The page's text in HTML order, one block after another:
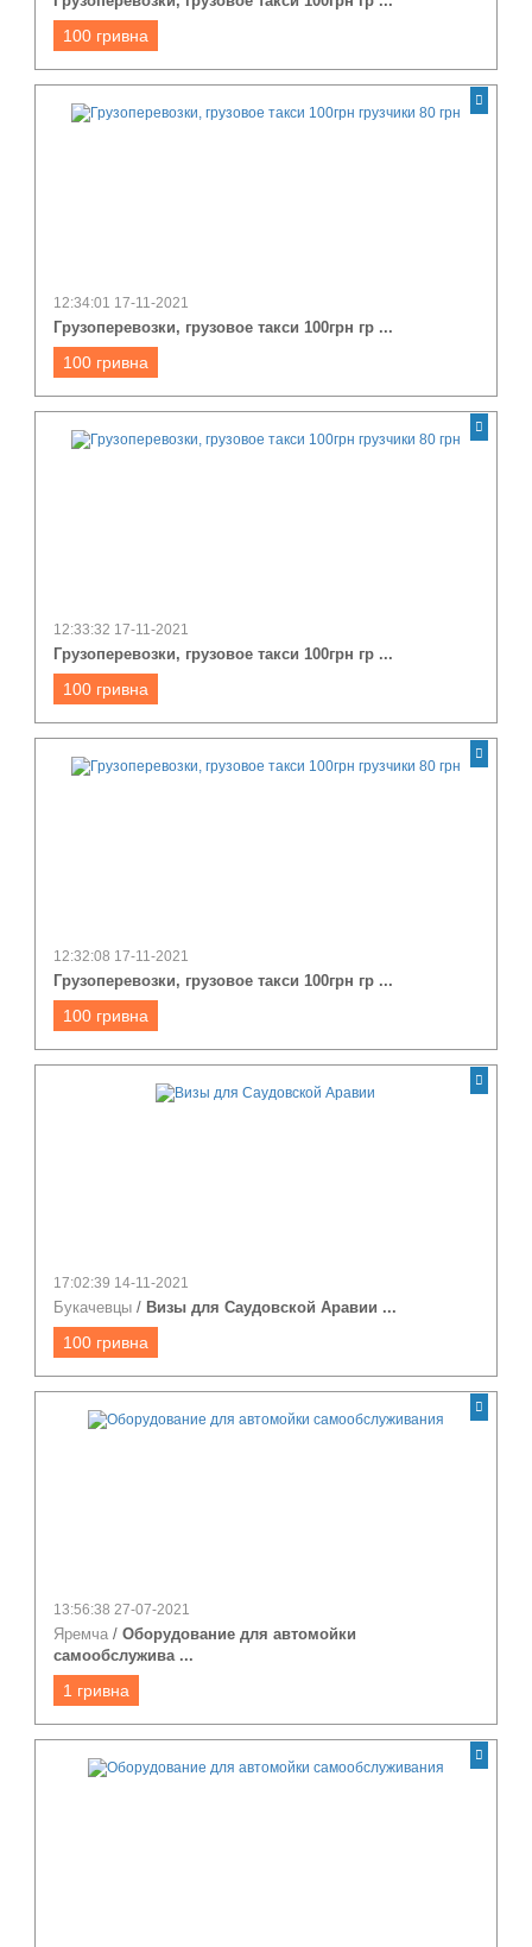
100 гривна
12:34:01 17-11-2021
Грузоперевозки, грузовое такси 100грн гр ...
100 гривна
12:33:32 17-11-2021
Грузоперевозки, грузовое такси 100грн гр ...
100 гривна
12:32:08 17-11-2021
Грузоперевозки, грузовое такси 100грн гр ...
100 гривна
17:02:39 14-11-2021
Букачевцы/ Визы для Саудовской Аравии ...
100 гривна
13:56:38 27-07-2021
Яремча/Оборудование для автомойки
самообслужива ...
1 гривна